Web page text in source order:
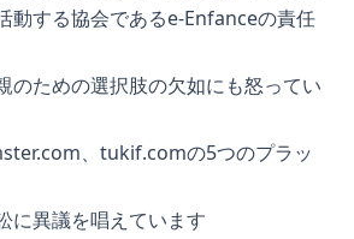
動する協会であるe-Enfanceの責任
のための選択肢の欠如にも怒ってい
、tukif.comの5つのプラッ
に異議を唱えています